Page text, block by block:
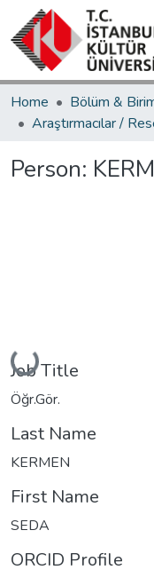
Home
Bölüm &
Araştırmacılar /
Person:
Job Title
Öğr.Gör.
Last Name
KERMEN
First Name
SEDA
ORCID Profile